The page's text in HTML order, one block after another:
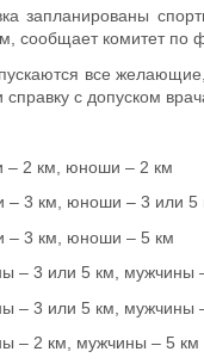
запланированы
сообщает комитет по
все
с допуском
– 2 км, юноши – 2 км
– 3 км, юноши – 3 или 5
– 3 км, юноши – 5 км
– 3 или 5 км, мужчины
– 3 или 5 км, мужчины
– 2 км, мужчины – 5 км